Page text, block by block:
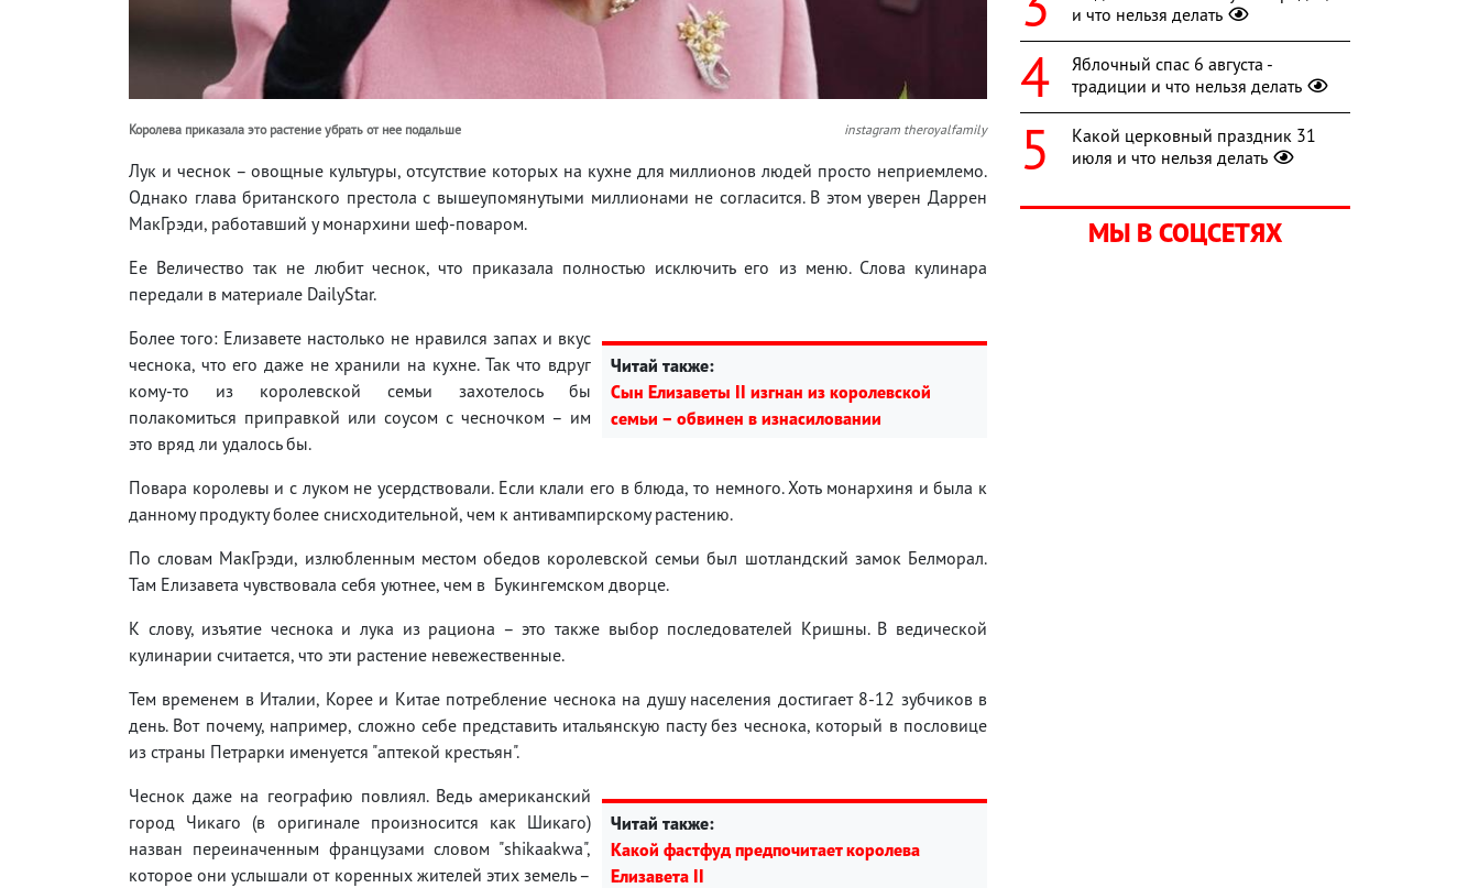
Королева приказала это растение убрать от нее подальше instagram theroyalfamily
Лук и чеснок – овощные культуры, отсутствие которых на кухне для миллионов людей просто неприемлемо.
Однако глава британского престола с вышеупомянутыми миллионами не согласится. В этом уверен Даррен
МакГрэди, работавший у монархини шеф-поваром.
Ее Величество так не любит чеснок, что приказала полностью исключить его из меню. Слова кулинара
передали в материале DailyStar.
Читай также:
Сын Елизаветы ІІ изгнан из королевской
семьи – обвинен в изнасиловании
Более того: Елизавете настолько не нравился запах и вкус
чеснока, что его даже не хранили на кухне. Так что вдруг
кому-то из королевской семьи захотелось бы
полакомиться приправкой или соусом с чесночком – им
это вряд ли удалось бы.
Повара королевы и с луком не усердствовали. Если клали его в блюда, то немного. Хоть монархиня и была к
данному продукту более снисходительной, чем к антивампирскому растению.
По словам МакГрэди, излюбленным местом обедов королевской семьи был шотландский замок Белморал.
Там Елизавета чувствовала себя уютнее, чем в Букингемском дворце.
К слову, изъятие чеснока и лука из рациона – это также выбор последователей Кришны. В ведической
кулинарии считается, что эти растение невежественные.
Тем временем в Италии, Корее и Китае потребление чеснока на душу населения достигает 8-12 зубчиков в
день. Вот почему, например, сложно себе представить итальянскую пасту без чеснока, который в пословице
из страны Петрарки именуется "аптекой крестьян".
Читай также:
Какой фастфуд предпочитает королева
Елизавета II
Чеснок даже на географию повлиял. Ведь американский
город Чикаго (в оригинале произносится как Шикаго)
назван переиначенным французами словом "shikaakwa",
которое они услышали от коренных жителей этих земель –
и что нельзя делать
Яблочный спас 6 августа -
традиции и что нельзя делать
Какой церковный праздник 31
июля и что нельзя делать
МЫ В СОЦСЕТЯХ